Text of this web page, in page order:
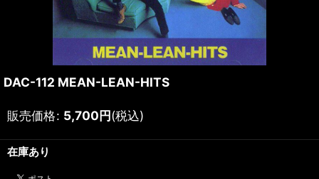
DAC-112 MEAN-LEAN-HITS
販売価格: 5,700円(税込)
在庫あり